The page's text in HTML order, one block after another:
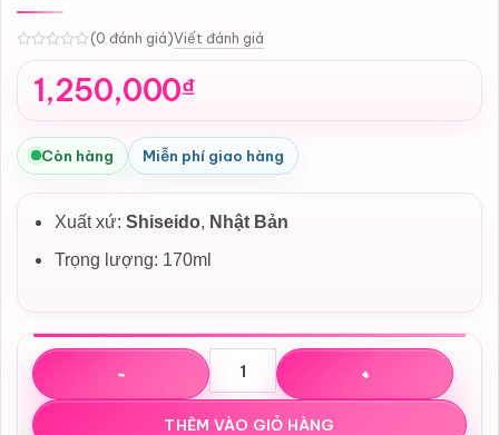
(0 đánh giá)Viết đánh giá
1,250,000₫
Còn hàng Miễn phí giao hàng
Xuất xứ: Shiseido, Nhật Bản
Trọng lượng: 170ml
Nước hoa hồng ELIXIR Brightening Essence Lotion Dewy
THÊM VÀO GIỎ HÀNG